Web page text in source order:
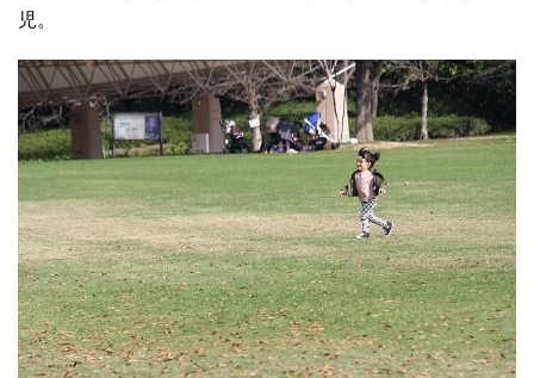
児。